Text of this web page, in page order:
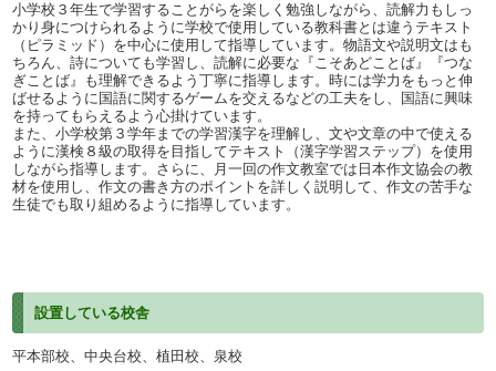
小学校３年生で学習することがらを楽しく勉強しながら、読解力もしっ
かり身につけられるように学校で使用している教科書とは違うテキスト
（ピラミッド）を中心に使用して指導しています。物語文や説明文はも
ちろん、詩についても学習し、読解に必要な『こそあどことば』『つな
ぎことば』も理解できるよう丁寧に指導します。時には学力をもっと伸
ばせるように国語に関するゲームを交えるなどの工夫をし、国語に興味
を持ってもらえるよう心掛けています。
また、小学校第３学年までの学習漢字を理解し、文や文章の中で使える
ように漢検８級の取得を目指してテキスト（漢字学習ステップ）を使用
しながら指導します。さらに、月一回の作文教室では日本作文協会の教
材を使用し、作文の書き方のポイントを詳しく説明して、作文の苦手な
生徒でも取り組めるように指導しています。
設置している校舎
平本部校、中央台校、植田校、泉校